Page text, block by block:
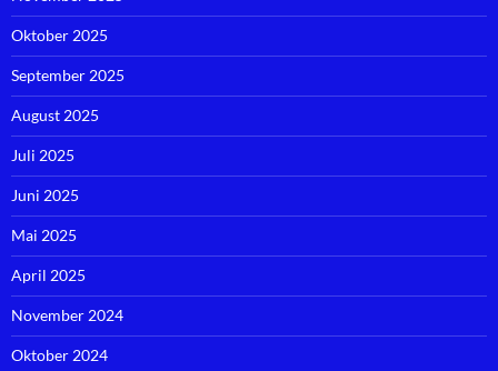
Oktober 2025
September 2025
August 2025
Juli 2025
Juni 2025
Mai 2025
April 2025
November 2024
Oktober 2024